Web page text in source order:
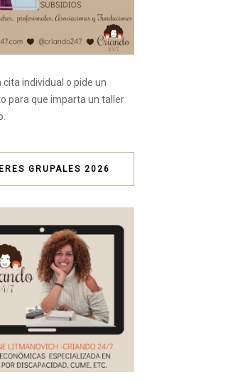
cita individual o pide un
para que imparta un taller
GRUPALES 2026